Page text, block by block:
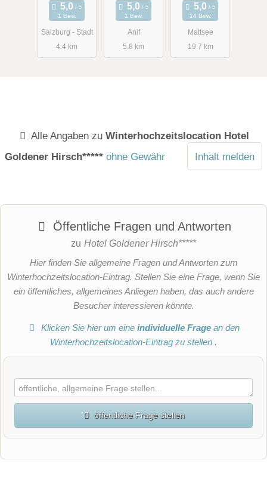
1 Bew.
Salzburg - Stadt
4.4 km
1 Bew.
Anif
5.8 km
14 Bew.
Mattsee
19.7 km
Alle Angaben zuWinterhochzeitslocation Hotel
Goldener Hirsch***** ohne Gewähr Inhalt melden
Öffentliche Fragen und Antworten
zu Hotel Goldener Hirsch*****
Hier finden Sie allgemeine Fragen und Antworten zum
Winterhochzeitslocation-Eintrag. Stellen Sie eine Frage, wenn Sie
ein öffentliches, allgemeines Anliegen haben, das auch andere
Besucher interessieren könnte.
Klicken Sie hier um eineindividuelle Frage an den
Winterhochzeitslocation-Eintrag zu stellen .
öffentliche Frage stellen